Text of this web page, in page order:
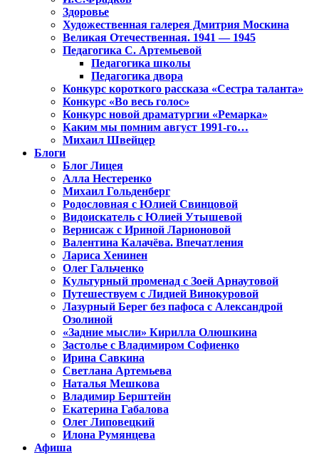
Здоровье
Художественная галерея Дмитрия Москина
Великая Отечественная. 1941 — 1945
Педагогика С. Артемьевой
Педагогика школы
Педагогика двора
Конкурс короткого рассказа «Сестра таланта»
Конкурс «Во весь голос»
Конкурс новой драматургии «Ремарка»
Каким мы помним август 1991-го…
Михаил Швейцер
Блоги
Блог Лицея
Алла Нестеренко
Михаил Гольденберг
Родословная с Юлией Свинцовой
Видоискатель с Юлией Утышевой
Вернисаж с Ириной Ларионовой
Валентина Калачёва. Впечатления
Лариса Хенинен
Олег Гальченко
Культурный променад с Зоей Арнаутовой
Путешествуем с Лидией Винокуровой
Лазурный Берег без пафоса с Александрой
Озолиной
«Задние мысли» Кирилла Олюшкина
Застолье с Владимиром Софиенко
Ирина Савкина
Светлана Артемьева
Наталья Мешкова
Владимир Берштейн
Екатерина Габалова
Олег Липовецкий
Илона Румянцева
Афиша